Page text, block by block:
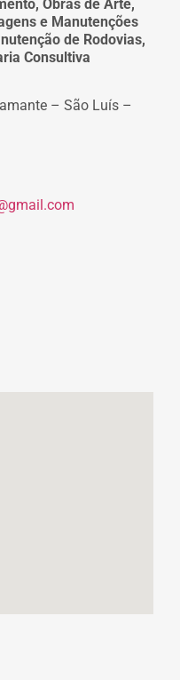
Obras de Arte,
e Manutenções
de Rodovias,
Consultiva
– São Luís –